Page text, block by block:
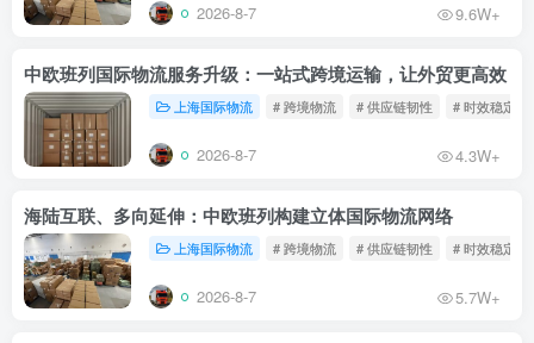
2026-8-7 9.6W+
中欧班列国际物流服务升级：一站式跨境运输，让外贸更高效
上海国际物流 # 跨境物流 # 供应链韧性 # 时效稳定
2026-8-7 4.3W+
海陆互联、多向延伸：中欧班列构建立体国际物流网络
上海国际物流 # 跨境物流 # 供应链韧性 # 时效稳定
2026-8-7 5.7W+